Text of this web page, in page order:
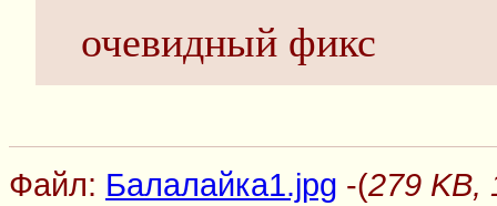
очевидный фикс
Файл: Балалайка1.jpg -(279 KB,